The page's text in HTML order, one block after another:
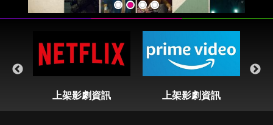
上架影劇資訊 上架影劇資訊